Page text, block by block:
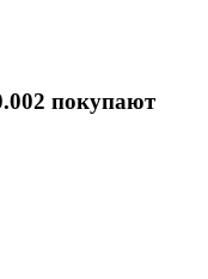
покупают